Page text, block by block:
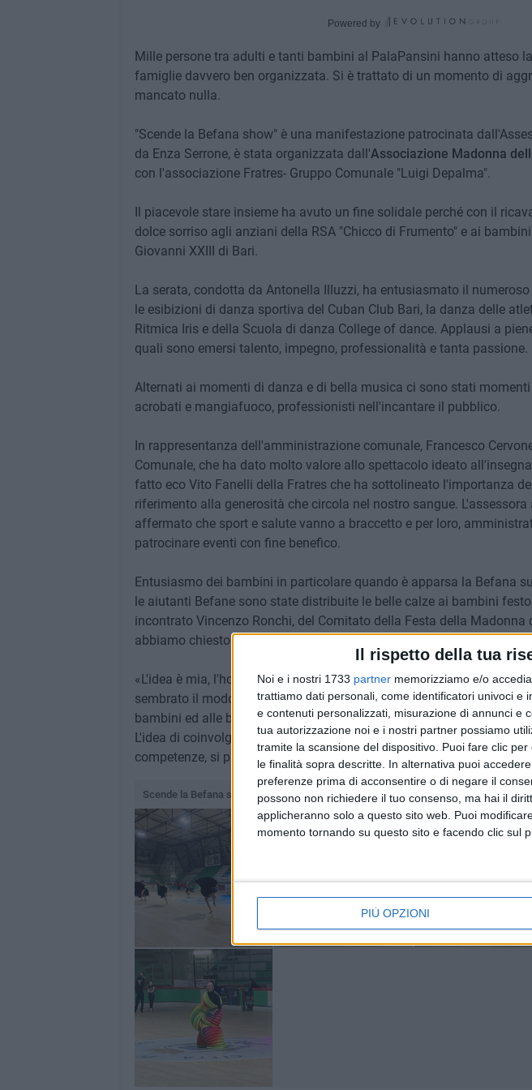
Il rispetto della tua
Noi e i nostri 1733 partner memorizziamo e/o
trattiamo dati personali, come identificatori univoci e
e contenuti personalizzati, misurazione di annunci e
tua autorizzazione noi e i nostri partner possiamo
tramite la scansione del dispositivo. Puoi fare clic
le finalità sopra descritte. In alternativa puoi
preferenze prima di acconsentire o di negare il
possono non richiedere il tuo consenso, ma hai il
applicheranno solo a questo sito web. Puoi
momento tornando su questo sito e facendo clic sul
PIÙ OPZIONI
Powered by
Mille persone tra adulti e tanti bambini al PalaPansini hanno atteso
famiglie davvero ben organizzata. Si è trattato di un momento di
mancato nulla.
"Scende la Befana show" è una manifestazione patrocinata
da Enza Serrone, è stata organizzata dall'Associazione Madonna
con l'associazione Fratres- Gruppo Comunale "Luigi Depalma".
Il piacevole stare insieme ha avuto un fine solidale perché con il
dolce sorriso agli anziani della RSA "Chicco di Frumento" e ai
Giovanni XXIII di Bari.
La serata, condotta da Antonella Illuzzi, ha entusiasmato il
le esibizioni di danza sportiva del Cuban Club Bari, la danza delle
Ritmica Iris e della Scuola di danza College of dance. Applausi a
quali sono emersi talento, impegno, professionalità e tanta passione.
Alternati ai momenti di danza e di bella musica ci sono stati
acrobati e mangiafuoco, professionisti nell'incantare il pubblico.
In rappresentanza dell'amministrazione comunale, Francesco
Comunale, che ha dato molto valore allo spettacolo ideato
fatto eco Vito Fanelli della Fratres che ha sottolineato l'importanza
riferimento alla generosità che circola nel nostro sangue. L'assessora
affermato che sport e salute vanno a braccetto e per loro,
patrocinare eventi con fine benefico.
Entusiasmo dei bambini in particolare quando è apparsa la Befana
le aiutanti Befane sono state distribuite le belle calze ai bambini
incontrato Vincenzo Ronchi, del Comitato della Festa della Madonna
abbiamo chiesto come è nata l'iniziativa solidale.
«L'idea è mia, l'ho condivisa con tutto il gruppo del Comitato e
sembrato il modo migliore per coniugare solidarietà e riscoperta di
bambini ed alle bambine. Posso anticipare che stiamo organizzando
L'idea di coinvolgere le associazioni è stata positiva perché unendo
competenze, si può realizzare qualcosa di buono», ha concluso Ronchi.
Scende la Befana show